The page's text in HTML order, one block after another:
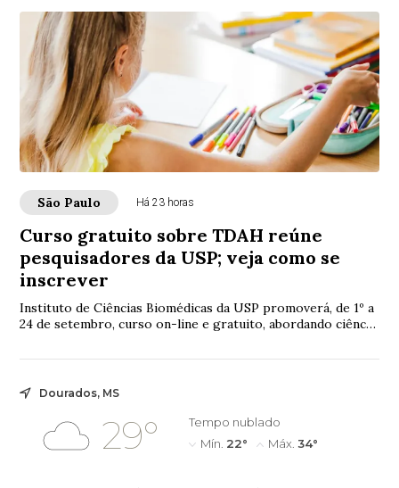
São Paulo Há 23 horas
Curso gratuito sobre TDAH reúne
pesquisadores da USP; veja como se
inscrever
Instituto de Ciências Biomédicas da USP promoverá, de 1º a
24 de setembro, curso on-line e gratuito, abordando ciência,
Dourados, MS
29°
Tempo nublado
Mín. 22° Máx. 34°